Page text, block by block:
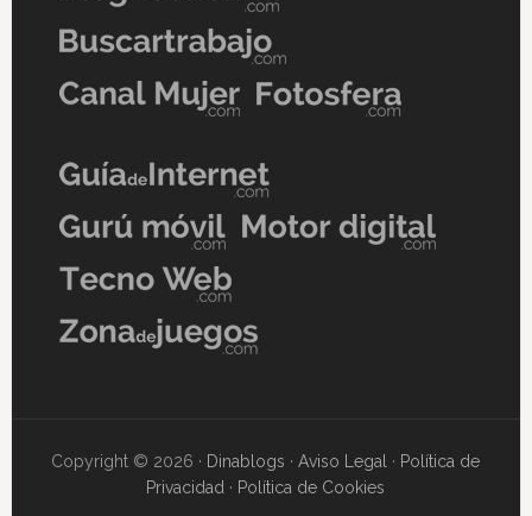
Copyright © 2026 · Dinablogs ·Aviso Legal · Política de
Privacidad · Política de Cookies